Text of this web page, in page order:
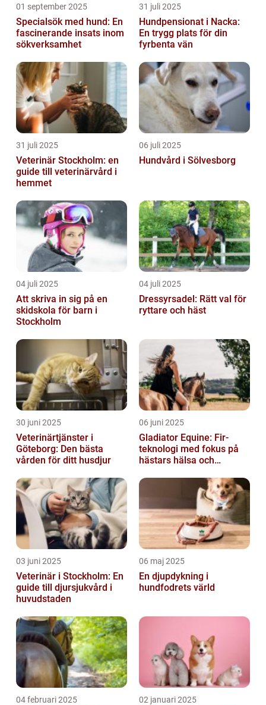
01 september 2025
Specialsök med hund: En
fascinerande insats inom
sökverksamhet
31 juli 2025
Hundpensionat i Nacka:
En trygg plats för din
fyrbenta vän
31 juli 2025
Veterinär Stockholm: en
guide till veterinärvård i
hemmet
06 juli 2025
Hundvård i Sölvesborg
04 juli 2025
Att skriva in sig på en
skidskola för barn i
Stockholm
04 juli 2025
Dressyrsadel: Rätt val för
ryttare och häst
30 juni 2025
Veterinärtjänster i
Göteborg: Den bästa
vården för ditt husdjur
06 juni 2025
Gladiator Equine: Fir-
teknologi med fokus på
hästars hälsa och
03 juni 2025
Veterinär i Stockholm: En
guide till djursjukvård i
huvudstaden
06 maj 2025
En djupdykning i
hundfodrets värld
04 februari 2025 02 januari 2025